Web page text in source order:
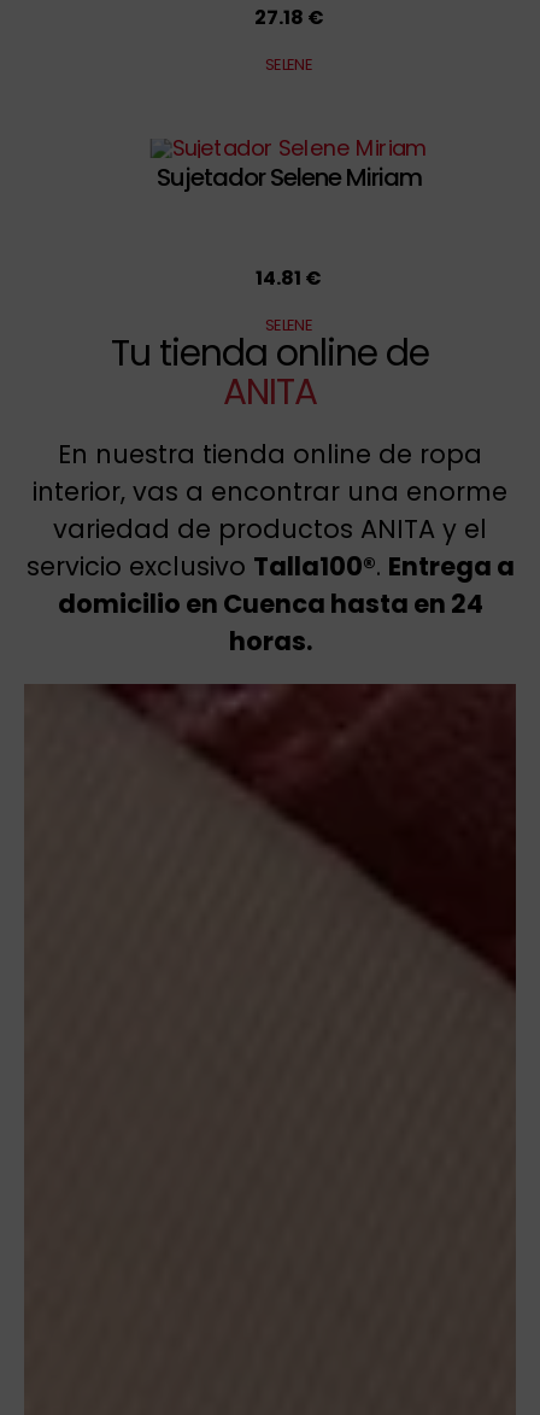
27.18 €
SELENE
Sujetador Selene Miriam
14.81 €
SELENE
Tu tienda online de
ANITA
En nuestra tienda online de ropa
interior, vas a encontrar una enorme
variedad de productos ANITA y el
servicio exclusivo Talla100®. Entrega a
domicilio en Cuenca hasta en 24
horas.